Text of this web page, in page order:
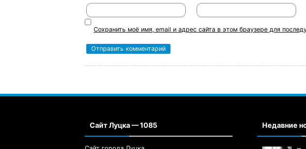
Сохранить моё имя, email и адрес сайта в этом браузере для
Сайт Луцка — 1085 Недавние